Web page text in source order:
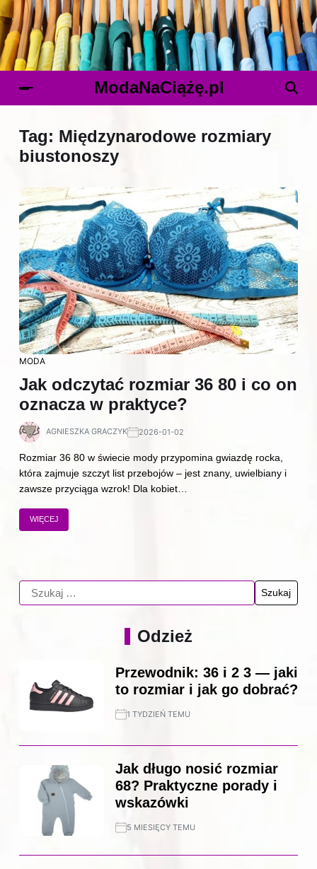
ModaNaCiążę.pl
Tag: Międzynarodowe rozmiary
biustonoszy
MODA
Jak odczytać rozmiar 36 80 i co on
oznacza w praktyce?
AGNIESZKA GRACZYK 2026-01-02
Rozmiar 36 80 w świecie mody przypomina gwiazdę rocka,
która zajmuje szczyt list przebojów – jest znany, uwielbiany i
zawsze przyciąga wzrok! Dla kobiet…
WIĘCEJ
Odzież
Przewodnik: 36 i 2 3 — jaki
to rozmiar i jak go dobrać?
1 TYDZIEŃ TEMU
Jak długo nosić rozmiar
68? Praktyczne porady i
wskazówki
5 MIESIĘCY TEMU